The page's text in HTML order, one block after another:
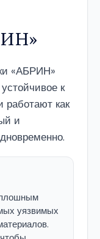
«АБРИН»
к
как
и
уязвимых